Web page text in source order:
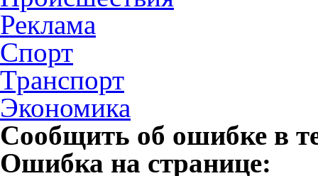
Реклама
Спорт
Транспорт
Экономика
Сообщить об ошибке в
Ошибка на странице: